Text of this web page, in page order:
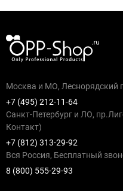
Москва и МО, Леснорядский
+7 (495) 212-11-64
Санкт-Петербург и ЛО,
Контакт)
+7 (812) 313-29-92
Вся Россия, Бесплатный
8 (800) 555-29-93